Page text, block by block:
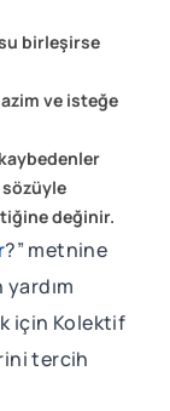
birleşirse
ve isteğe
değinir.
?” metnine
için Kolektif
tercih